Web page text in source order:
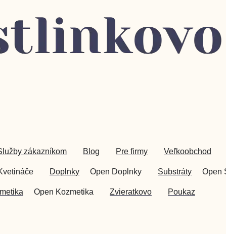
zákazníkom Blog Pre firmy Veľkoobchod
Doplnky Open Doplnky Substráty Open
Open Kozmetika Zvieratkovo
Poukaz